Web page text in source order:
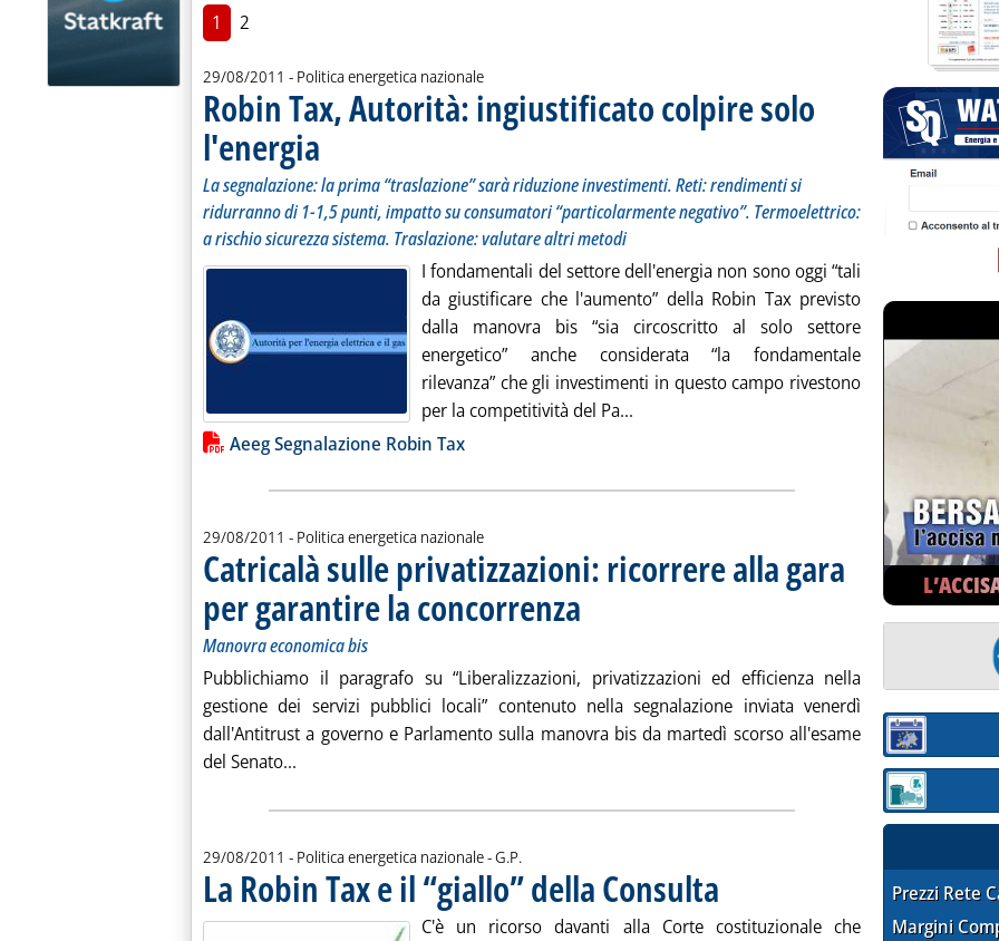
1 2
29/08/2011 - Politica energetica nazionale
Robin Tax, Autorità: ingiustificato colpire solo
l'energia . Sottotitolo: La segnalazione: la prima “traslazione” sarà riduzione investimenti. Reti: rendimenti si ridurranno di 1-1,5
. Pubblicata lunedì 29 agosto 2011 alle 17.52.
La segnalazione: la prima “traslazione” sarà riduzione investimenti. Reti: rendimenti si
ridurranno di 1-1,5 punti, impatto su consumatori “particolarmente negativo”. Termoelettrico:
a rischio sicurezza sistema. Traslazione: valutare altri metodi
I fondamentali del settore dell'energia non sono oggi “tali
da giustificare che l'aumento” della Robin Tax previsto
dalla manovra bis “sia circoscritto al solo settore
energetico” anche considerata “la fondamentale
rilevanza” che gli investimenti in questo campo rivestono
per la competitività del Pa... Leggi tutta la notizia: 'Robin Tax, Autorità:
Lista allegati PDF alla notizia
Aeeg Segnalazione Robin Tax
29/08/2011 - Politica energetica nazionale
Catricalà sulle privatizzazioni: ricorrere alla gara
per garantire la concorrenza . Pubblicata lunedì 29 agosto 2011 alle 14.50.
Manovra economica bis
Pubblichiamo il paragrafo su “Liberalizzazioni, privatizzazioni ed efficienza nella
gestione dei servizi pubblici locali” contenuto nella segnalazione inviata venerdì
dall'Antitrust a governo e Parlamento sulla manovra bis da martedì scorso all'esame
del Senato... Leggi tutta la notizia: 'Catricalà sulle privatizzazioni: ricorrere alla gara per garantire la
29/08/2011 - Politica energetica nazionale -di:
G.P.
La Robin Tax e il “giallo” della Consulta
C'è un ricorso davanti alla Corte costituzionale che
Sezione:
Sezione:
Prezzi Rete
Margini